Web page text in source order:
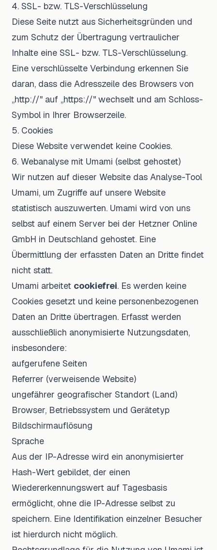
4. SSL- bzw. TLS-Verschlüsselung
Diese Seite nutzt aus Sicherheitsgründen und
zum Schutz der Übertragung vertraulicher
Inhalte eine SSL- bzw. TLS-Verschlüsselung.
Eine verschlüsselte Verbindung erkennen Sie
daran, dass die Adresszeile des Browsers von
„http://" auf „https://" wechselt und am Schloss-
Symbol in Ihrer Browserzeile.
5. Cookies
Diese Website verwendet keine Cookies.
6. Webanalyse mit Umami (selbst gehostet)
Wir nutzen auf dieser Website das Analyse-Tool
Umami, um Zugriffe auf unsere Website
statistisch auszuwerten. Umami wird von uns
selbst auf einem Server bei der Hetzner Online
GmbH in Deutschland gehostet. Eine
Übermittlung der erfassten Daten an Dritte findet
nicht statt.
Umami arbeitet cookiefrei. Es werden keine
Cookies gesetzt und keine personenbezogenen
Daten an Dritte übertragen. Erfasst werden
ausschließlich anonymisierte Nutzungsdaten,
insbesondere:
aufgerufene Seiten
Referrer (verweisende Website)
ungefährer geografischer Standort (Land)
Browser, Betriebssystem und Gerätetyp
Bildschirmauflösung
Sprache
Aus der IP-Adresse wird ein anonymisierter
Hash-Wert gebildet, der einen
Wiedererkennungswert auf Tagesbasis
ermöglicht, ohne die IP-Adresse selbst zu
speichern. Eine Identifikation einzelner Besucher
ist hierdurch nicht möglich.